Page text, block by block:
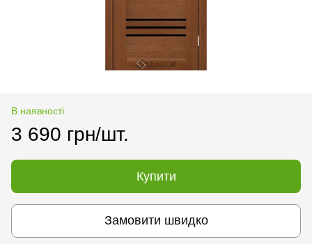
В наявності
3 690 грн/шт.
Купити
Замовити швидко